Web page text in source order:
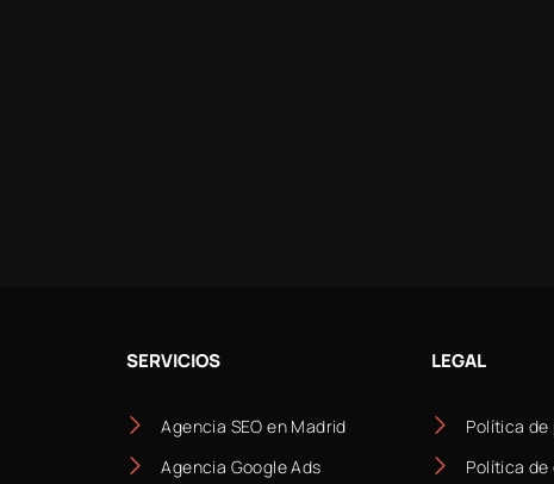
SERVICIOS
Agencia SEO en Madrid
Agencia Google Ads
LEGAL
Política
Política